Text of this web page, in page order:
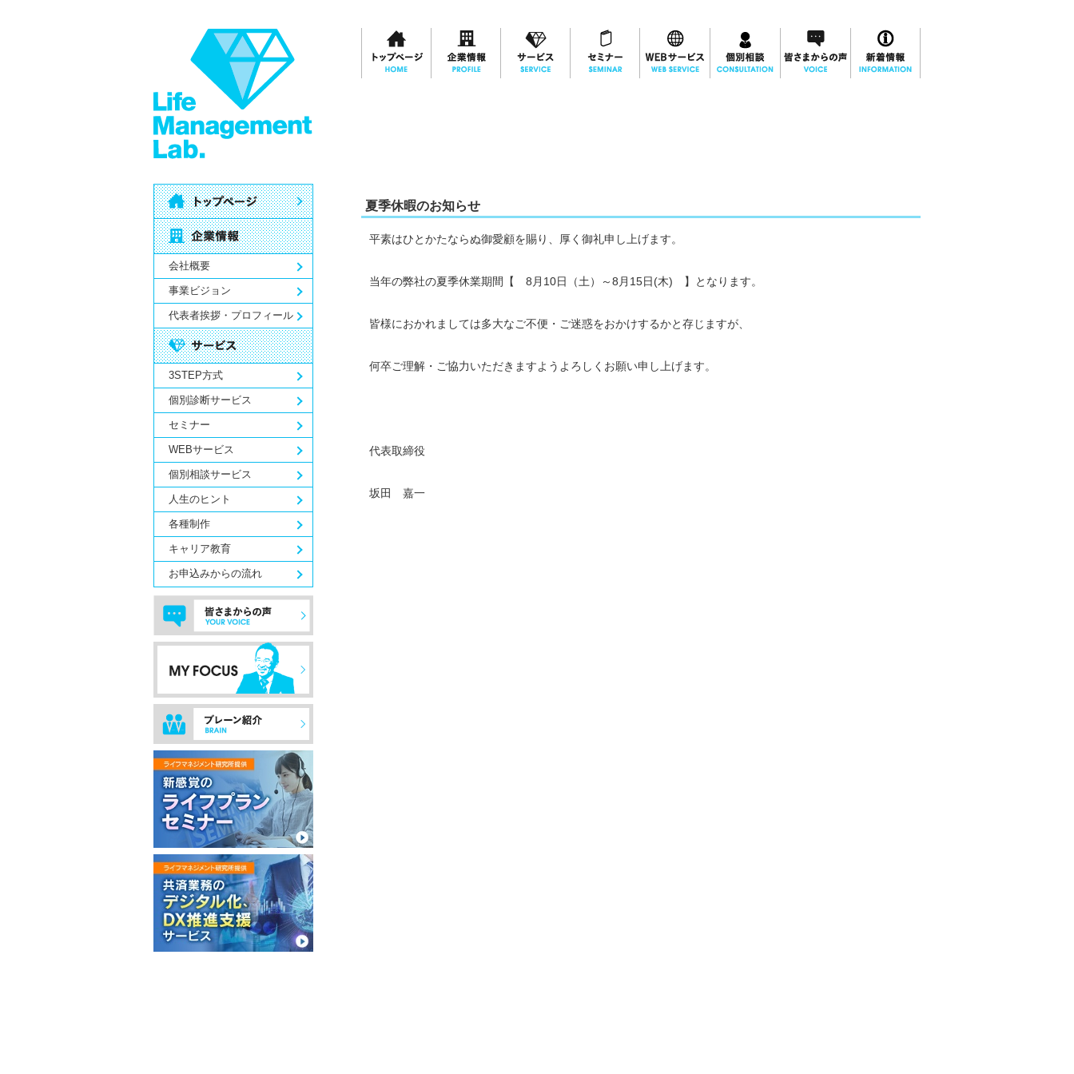
会社概要
事業ビジョン
代表者挨拶・プロフィール
3STEP方式
個別診断サービス
セミナー
WEBサービス
個別相談サービス
人生のヒント
各種制作
キャリア教育
お申込みからの流れ
夏季休暇のお知らせ
平素はひとかたならぬ御愛顧を賜り、厚く御礼申し上げます。
当年の弊社の夏季休業期間【 8月10日（土）～8月15日(木) 】となります。
皆様におかれましては多大なご不便・ご迷惑をおかけするかと存じますが、
何卒ご理解・ご協力いただきますようよろしくお願い申し上げます。
代表取締役
坂田 嘉一